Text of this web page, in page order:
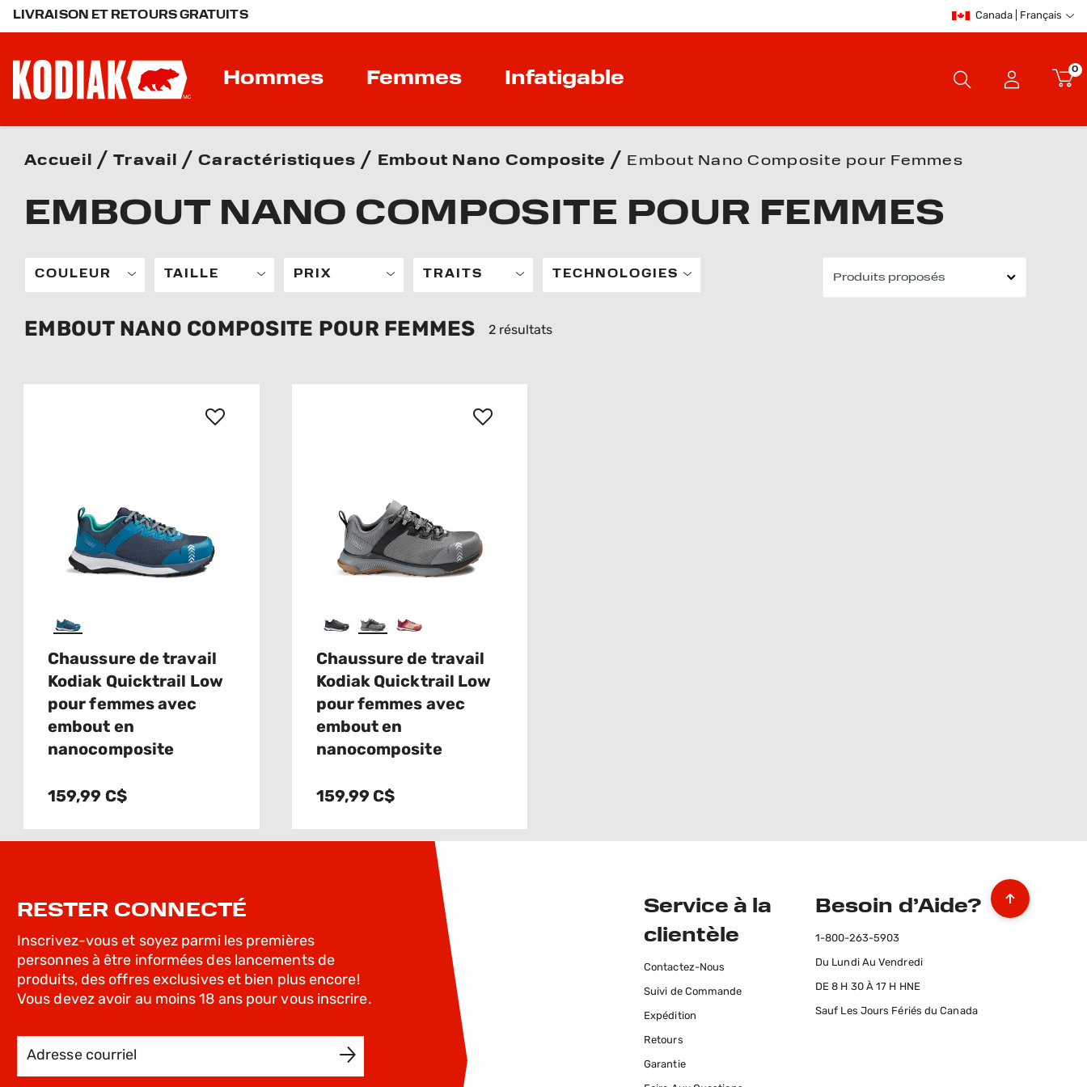
LIVRAISON ET RETOURS GRATUITS Canada | Français
Hommes Femmes Infatigable 0
Accueil Travail Caractéristiques Embout Nano Composite Embout Nano Composite pour Femmes
EMBOUT NANO COMPOSITE POUR FEMMES
COULEUR TAILLE PRIX TRAITS TECHNOLOGIES
EMBOUT NANO COMPOSITE POUR FEMMES 2 résultats
Chaussure de travail
Kodiak Quicktrail Low
pour femmes avec
embout en
nanocomposite
159,99 C$
Chaussure de travail
Kodiak Quicktrail Low
pour femmes avec
embout en
nanocomposite
159,99 C$
RESTER CONNECTÉ
Inscrivez-vous et soyez parmi les premières
personnes à être informées des lancements de
produits, des offres exclusives et bien plus encore!
Vous devez avoir au moins 18 ans pour vous inscrire.
Service à la
clientèle
Contactez-Nous
Suivi de Commande
Expédition
Retours
Garantie
Besoin d’Aide?
1-800-263-5903
Du Lundi Au Vendredi
DE 8 H 30 À 17 H HNE
Sauf Les Jours Fériés du Canada